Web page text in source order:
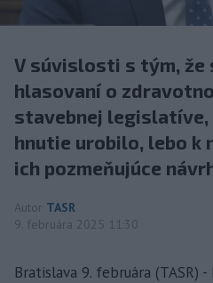
V súvislosti s tým, že
hlasovaní o
stavebnej legislatíve,
hnutie urobilo, lebo k
ich pozmeňujúce
Autor TASR
9. februára 2025 11:30
Bratislava 9. februára (TASR)